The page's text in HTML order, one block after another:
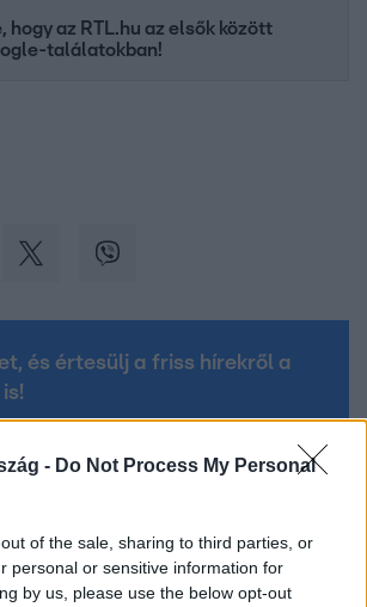
- Do Not Process My Personal
of the sale, sharing to third parties, or
personal or sensitive information for
by us, please use the below opt-out
hogy az RTL.hu az elsők között
találatokban!
és értesülj a friss hírekről a
Követem